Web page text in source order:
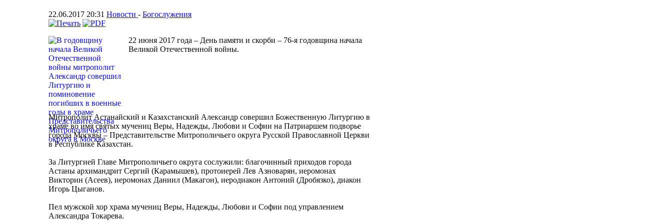
22.06.2017 20:31 Новости - Богослужения
22 июня 2017 года – День памяти и скорби – 76-я годовщина начала
Великой Отечественной войны.
Митрополит Астанайский и Казахстанский Александр совершил Божественную Литургию в
храме во имя святых мучениц Веры, Надежды, Любови и Софии на Патриаршем подворье
города Москвы – Представительстве Митрополичьего округа Русской Православной Церкви
в Республике Казахстан.
За Литургией Главе Митрополичьего округа сослужили: благочинный приходов города
Астаны архимандрит Сергий (Карамышев), протоиерей Лев Азноварян, иеромонах
Викторин (Асеев), иеромонах Даниил (Макагон), иеродиакон Антоний (Дробязко), диакон
Игорь Цыганов.
Пел мужской хор храма мучениц Веры, Надежды, Любови и Софии под управлением
Александра Токарева.